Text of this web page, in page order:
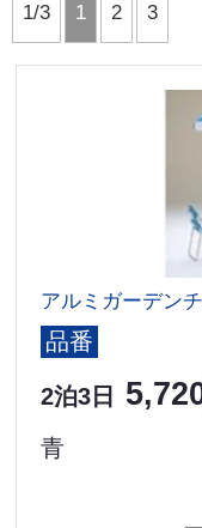
1/3 1 2 3
アルミガーデン
品番
2泊3日
青